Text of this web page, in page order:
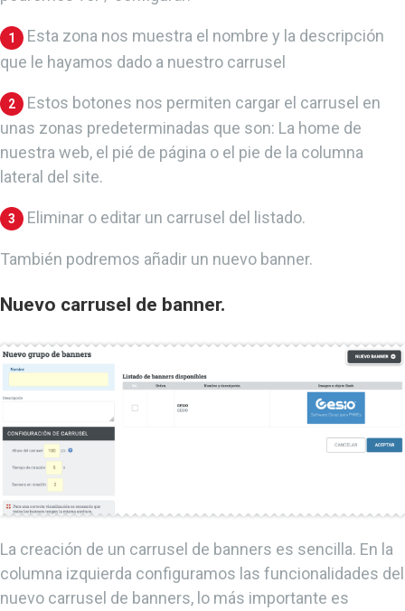
1
Esta zona nos muestra el nombre y la descripción
que le hayamos dado a nuestro carrusel
2
Estos botones nos permiten cargar el carrusel en
unas zonas predeterminadas que son: La home de
nuestra web, el pié de página o el pie de la columna
lateral del site.
3 Eliminar o editar un carrusel del listado.
También podremos añadir un nuevo banner.
Nuevo carrusel de banner.
La creación de un carrusel de banners es sencilla. En la
columna izquierda configuramos las funcionalidades del
nuevo carrusel de banners, lo más importante es